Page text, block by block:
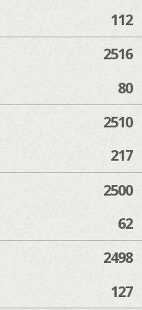
112
2516
80
2510
217
2500
62
2498
127